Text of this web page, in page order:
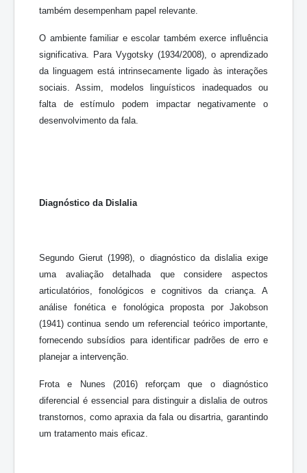
também desempenham papel relevante.
O ambiente familiar e escolar também exerce influência
significativa. Para Vygotsky (1934/2008), o aprendizado
da linguagem está intrinsecamente ligado às interações
sociais. Assim, modelos linguísticos inadequados ou
falta de estímulo podem impactar negativamente o
desenvolvimento da fala.
Diagnóstico da Dislalia
Segundo Gierut (1998), o diagnóstico da dislalia exige
uma avaliação detalhada que considere aspectos
articulatórios, fonológicos e cognitivos da criança. A
análise fonética e fonológica proposta por Jakobson
(1941) continua sendo um referencial teórico importante,
fornecendo subsídios para identificar padrões de erro e
planejar a intervenção.
Frota e Nunes (2016) reforçam que o diagnóstico
diferencial é essencial para distinguir a dislalia de outros
transtornos, como apraxia da fala ou disartria, garantindo
um tratamento mais eficaz.